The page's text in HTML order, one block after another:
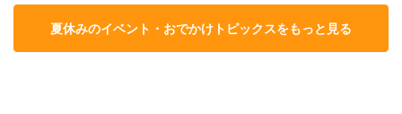
夏休みのイベント・おでかけトピックスをもっと見る